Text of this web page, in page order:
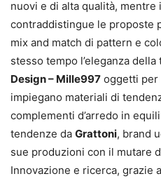
nuovi e di alta qualità,
contraddistingue le proposte
mix and match di pattern e
stesso tempo l’eleganza della
Design – Mille997 oggetti per
impiegano materiali di
complementi d’arredo in
tendenze da Grattoni, brand
sue produzioni con il mutare
Innovazione e ricerca, grazie